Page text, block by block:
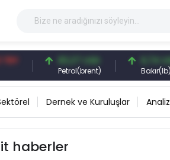
83,27 USD
Petrol(brent)
6,74 USD
Bakır(lb)
Dernek ve Kuruluşlar Analiz
haberler